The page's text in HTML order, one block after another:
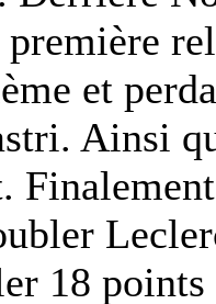
et
Ainsi
18 points